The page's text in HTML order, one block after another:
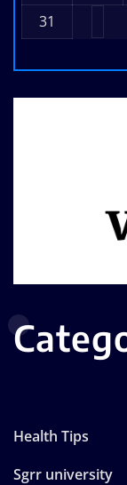
31
Health Tips
Sgrr university